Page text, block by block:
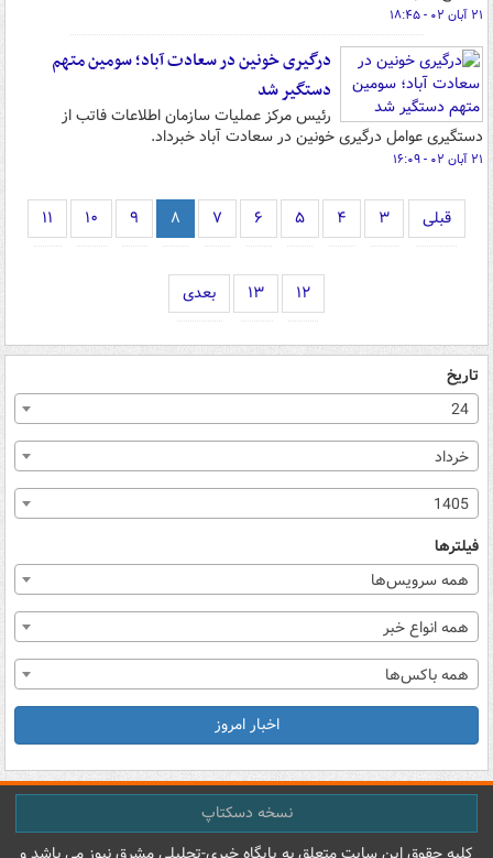
۲۱ آبان ۰۲ - ۱۸:۴۵
درگیری خونین در سعادت آباد؛ سومین متهم
دستگیر شد
رئیس مرکز عملیات سازمان اطلاعات فاتب از
دستگیری عوامل درگیری خونین در سعادت آباد خبرداد.
۲۱ آبان ۰۲ - ۱۶:۰۹
قبلی ۳ ۴ ۵ ۶ ۷ ۸ ۹ ۱۰ ۱۱
۱۲ ۱۳ بعدی
تاریخ
24
خرداد
1405
فیلترها
همه سرویس‌ها
همه انواع خبر
همه باکس‌ها
اخبار امروز
نسخه دسکتاپ